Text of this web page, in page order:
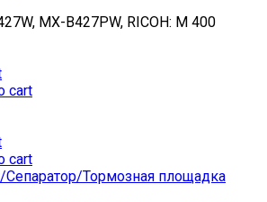
MX-B427PW, RICOH: M 400
cart
cart
Сепаратор/Тормозная площадка